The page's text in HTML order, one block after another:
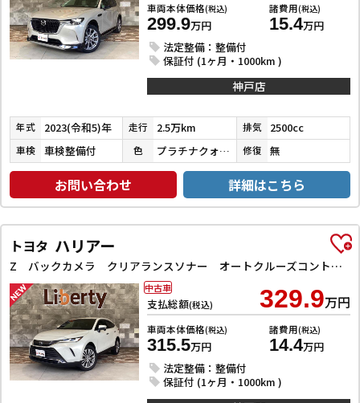
車両本体価格(税込)
299.9万円
諸費用(税込)
15.4万円
法定整備：整備付
保証付 (1ヶ月・1000km )
神戸店
年式 2023(令和5)年 走行 2.5万km 排気 2500cc
車検 車検整備付 色 プラチナクォーツメタリック 修復 無
お問い合わせ 詳細はこちら
トヨタ ハリアー
Z バックカメラ クリアランスソナー オートクルーズコントロール レーンアシスト パワーシート 衝突被害軽減システム ナビ TV オートマチックハイビーム オートライト LEDヘッドランプ 電動リアゲート
支払総額(税込) 329.9万円
車両本体価格(税込)
315.5万円
諸費用(税込)
14.4万円
法定整備：整備付
保証付 (1ヶ月・1000km )
中古車